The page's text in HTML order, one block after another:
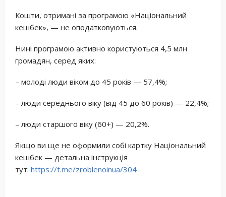
Кошти, отримані за програмою «Національний
кешбек», — не оподатковуються.
Нині програмою активно користуються 4,5 млн
громадян, серед яких:
– молоді люди віком до 45 років — 57,4%;
– люди середнього віку (від 45 до 60 років) — 22,4%;
– люди старшого віку (60+) — 20,2%.
Якщо ви ще не оформили собі картку Національний
кешбек — детальна інструкція
тут: https://t.me/zroblenoinua/304